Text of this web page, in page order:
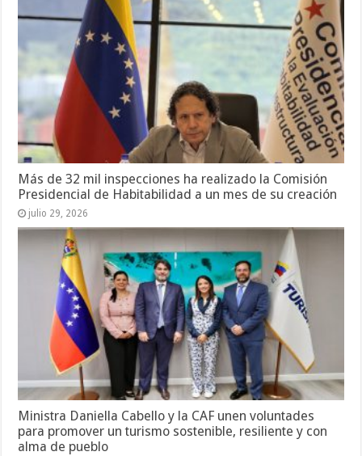
Más de 32 mil inspecciones ha realizado la Comisión
Presidencial de Habitabilidad a un mes de su creación
julio 29, 2026
Ministra Daniella Cabello y la CAF unen voluntades
para promover un turismo sostenible, resiliente y con
alma de pueblo